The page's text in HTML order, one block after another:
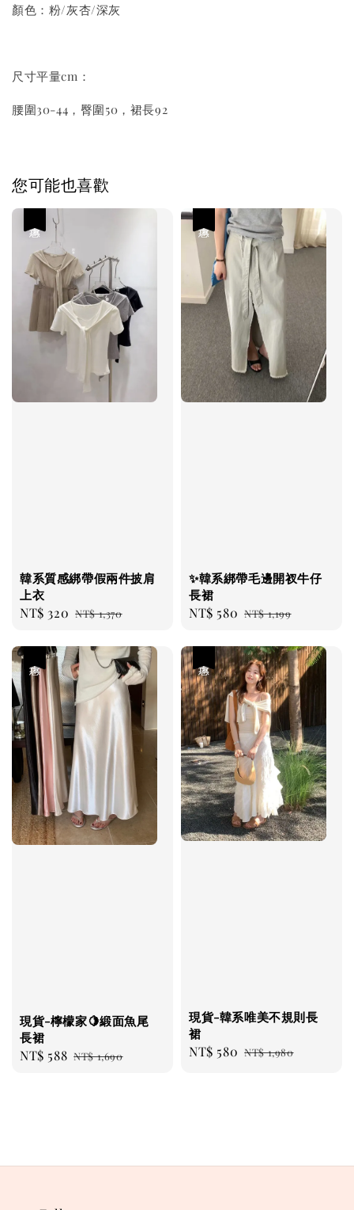
顏色：粉/灰杏/深灰
尺寸平量cm：
腰圍30-44，臀圍50，裙長92
您可能也喜歡
韓系質感綁帶假兩件披肩
上衣
Sale
NT$ 320 Regular
NT$ 1,370
✨韓系綁帶毛邊開衩牛仔
長裙
Sale
NT$ 580 Regular
NT$ 1,199
現貨-檸檬家🍋緞面魚尾
長裙
Sale
NT$ 588 Regular
NT$ 1,690
現貨-韓系唯美不規則長
裙
Sale
NT$ 580 Regular
NT$ 1,980